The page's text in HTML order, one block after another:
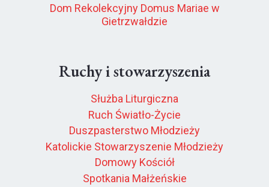
Dom Rekolekcyjny Domus Mariae w
Gietrzwałdzie
Ruchy i stowarzyszenia
Służba Liturgiczna
Ruch Światło-Życie
Duszpasterstwo Młodzieży
Katolickie Stowarzyszenie Młodzieży
Domowy Kościół
Spotkania Małżeńskie